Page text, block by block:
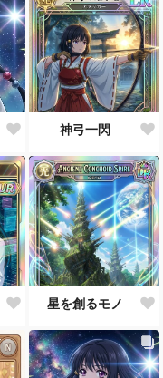
神弓一閃
星を創るモノ